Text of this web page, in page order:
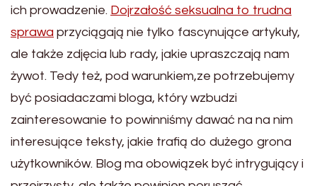
ich prowadzenie. Dojrzałość seksualna to trudna
sprawa przyciągają nie tylko fascynujące artykuły,
ale także zdjęcia lub rady, jakie upraszczają nam
żywot. Tedy też, pod warunkiem,ze potrzebujemy
być posiadaczami bloga, który wzbudzi
zainteresowanie to powinniśmy dawać na na nim
interesujące teksty, jakie trafią do dużego grona
użytkowników. Blog ma obowiązek być intrygujący i